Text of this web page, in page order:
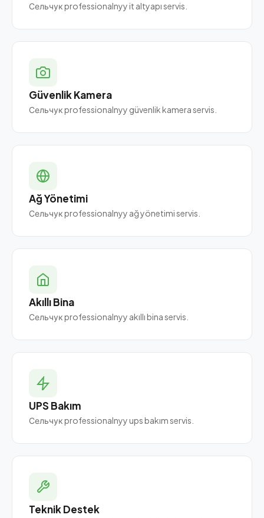
Сельчук professionalnyy it altyapı servis.
Güvenlik Kamera
Сельчук professionalnyy güvenlik kamera servis.
Ağ Yönetimi
Сельчук professionalnyy ağ yönetimi servis.
Akıllı Bina
Сельчук professionalnyy akıllı bina servis.
UPS Bakım
Сельчук professionalnyy ups bakım servis.
Teknik Destek